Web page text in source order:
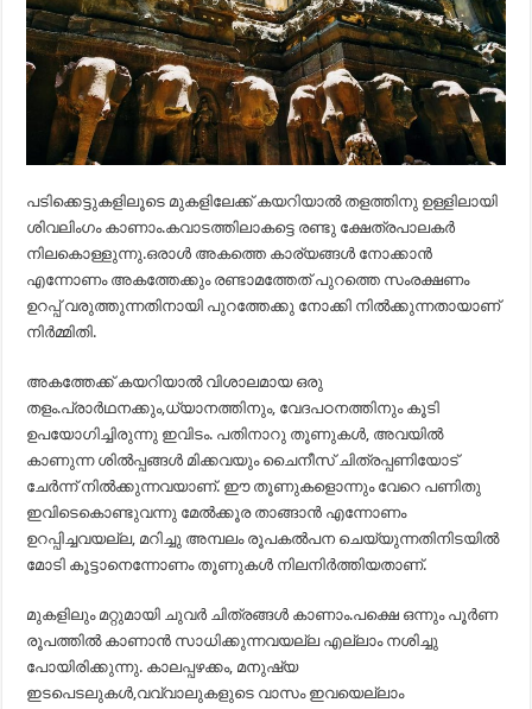
പടിക്കെട്ടുകളിലൂടെ മുകളിലേക്ക് കയറിയാൽ തളത്തിനു ഉള്ളിലായി
ശിവലിംഗം കാണാം.കവാടത്തിലാകട്ടെ രണ്ടു ക്ഷേത്രപാലകർ
നിലകൊള്ളുന്നു.ഒരാൾ അകത്തെ കാര്യങ്ങൾ നോക്കാൻ
എന്നോണം അകത്തേക്കും രണ്ടാമത്തേത് പുറത്തെ സംരക്ഷണം
ഉറപ്പ് വരുത്തുന്നതിനായി പുറത്തേക്കു നോക്കി നിൽക്കുന്നതായാണ്
നിർമ്മിതി.
അകത്തേക്ക് കയറിയാൽ വിശാലമായ ഒരു
തളം.പ്രാർഥനക്കും,ധ്യാനത്തിനും, വേദപഠനത്തിനും കൂടി
ഉപയോഗിച്ചിരുന്നു ഇവിടം. പതിനാറു തൂണുകൾ, അവയിൽ
കാണുന്ന ശിൽപ്പങ്ങൾ മിക്കവയും ചൈനീസ് ചിത്രപ്പണിയോട്
ചേർന്ന് നിൽക്കുന്നവയാണ്. ഈ തൂണുകളൊന്നും വേറെ പണിതു
ഇവിടെകൊണ്ടുവന്നു മേൽക്കൂര താങ്ങാൻ എന്നോണം
ഉറപ്പിച്ചവയല്ല, മറിച്ചു അമ്പലം രൂപകൽപന ചെയ്യുന്നതിനിടയിൽ
മോടി കൂട്ടാനെന്നോണം തൂണുകൾ നിലനിർത്തിയതാണ്.
മുകളിലും മറ്റുമായി ചുവർ ചിത്രങ്ങൾ കാണാം.പക്ഷെ ഒന്നും പൂർണ
രൂപത്തിൽ കാണാൻ സാധിക്കുന്നവയല്ല എല്ലാം നശിച്ചു
പോയിരിക്കുന്നു. കാലപ്പഴക്കം, മനുഷ്യ
ഇടപെടലുകൾ,വവ്വാലുകളുടെ വാസം ഇവയെല്ലാം